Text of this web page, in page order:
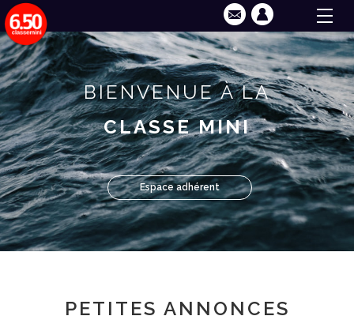
BIENVENUE À LA
CLASSE MINI
Espace adhérent
PETITES ANNONCES